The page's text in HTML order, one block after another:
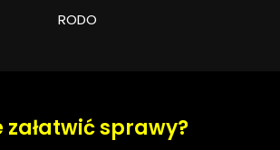
RODO
załatwić sprawy?